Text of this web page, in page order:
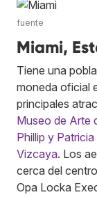
fuente
Miami,
Tiene una
moneda oficial
principales
Museo de Arte
Phillip y
Vizcaya. Los
cerca del
Opa Locka